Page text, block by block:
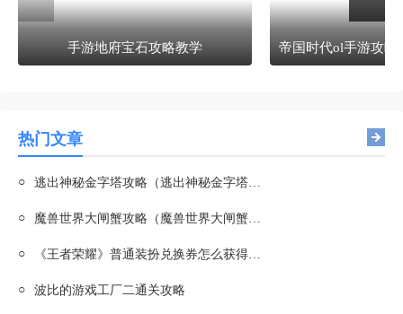
手游地府宝石攻略教学
热门文章
○ 逃出神秘金字塔攻略（逃出神秘金字塔攻略劈开的木材）
○ 魔兽世界大闸蟹攻略（魔兽世界大闸蟹攻略大全）
○ 《王者荣耀》普通装扮兑换券怎么获得？攻略大揭秘！
○ 波比的游戏工厂二通关攻略